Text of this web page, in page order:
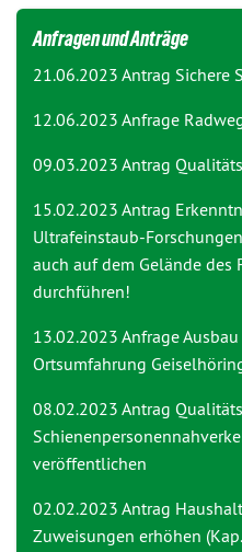
Anfragen und Anträge
21.06.2023 Antrag Sichere
12.06.2023 Anfrage
09.03.2023 Antrag
15.02.2023 Antrag
Ultrafeinstaub-
auch auf dem Gelände des
durchführen!
13.02.2023 Anfrage
Ortsumfahrung
08.02.2023 Antrag
veröffentlichen
02.02.2023 Antrag
Zuweisungen erhöhen